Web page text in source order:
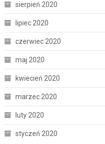
sierpień 2020
lipiec 2020
czerwiec 2020
maj 2020
kwiecień 2020
marzec 2020
luty 2020
styczeń 2020